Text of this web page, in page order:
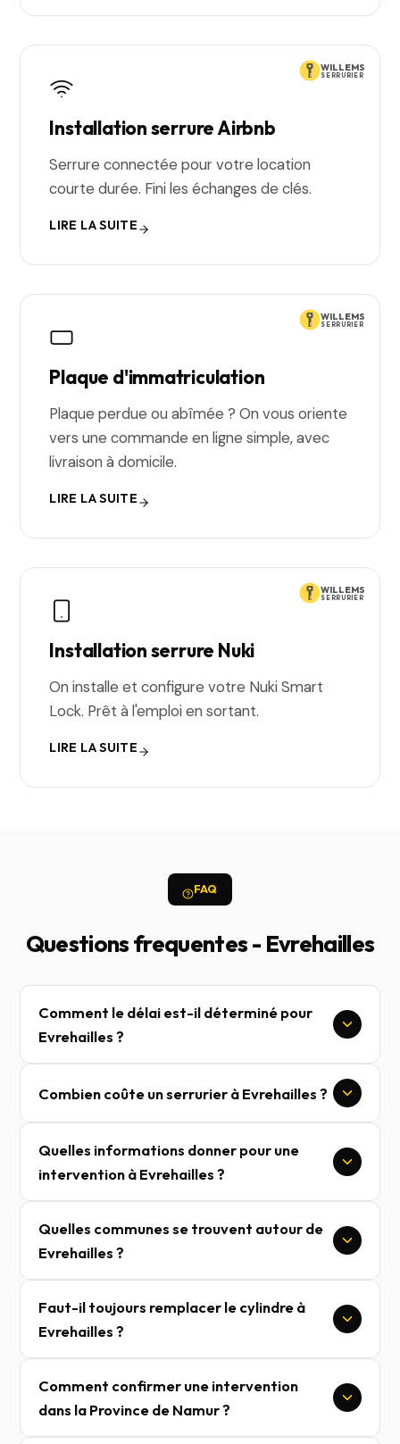
WILLEMS
SERRURIER
Installation serrure Airbnb
Serrure connectée pour votre location
courte durée. Fini les échanges de clés.
LIRE LA SUITE
WILLEMS
SERRURIER
Plaque d'immatriculation
Plaque perdue ou abîmée ? On vous oriente
vers une commande en ligne simple, avec
livraison à domicile.
LIRE LA SUITE
WILLEMS
SERRURIER
Installation serrure Nuki
On installe et configure votre Nuki Smart
Lock. Prêt à l'emploi en sortant.
LIRE LA SUITE
FAQ
Questions frequentes - Evrehailles
Comment le délai est-il déterminé pour
Evrehailles ?
Combien coûte un serrurier à Evrehailles ?
Quelles informations donner pour une
intervention à Evrehailles ?
Quelles communes se trouvent autour de
Evrehailles ?
Faut-il toujours remplacer le cylindre à
Evrehailles ?
Comment confirmer une intervention
dans la Province de Namur ?